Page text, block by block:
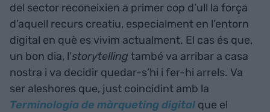
del sector reconeixien a primer cop d’ull la força
d’aquell recurs creatiu, especialment en l’entorn
digital en què es vivim actualment. El cas és que,
un bon dia, l’storytelling també va arribar a casa
nostra i va decidir quedar-s’hi i fer-hi arrels. Va
ser aleshores que, just coincidint amb la
Terminologia de màrqueting digital que el